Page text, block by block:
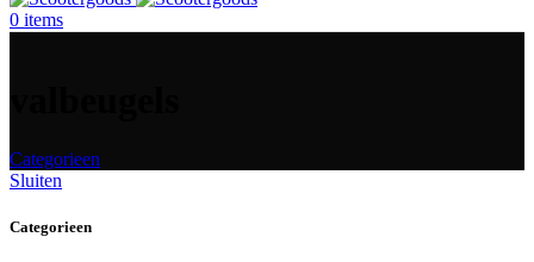
0 items
Categorieen
Sluiten
Categorieen